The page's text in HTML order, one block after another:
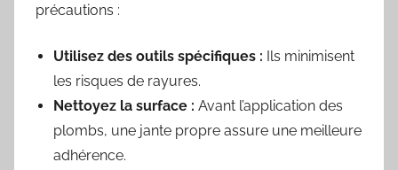
précautions :
Utilisez des outils spécifiques : Ils minimisent
les risques de rayures.
Nettoyez la surface : Avant l’application des
plombs, une jante propre assure une meilleure
adhérence.